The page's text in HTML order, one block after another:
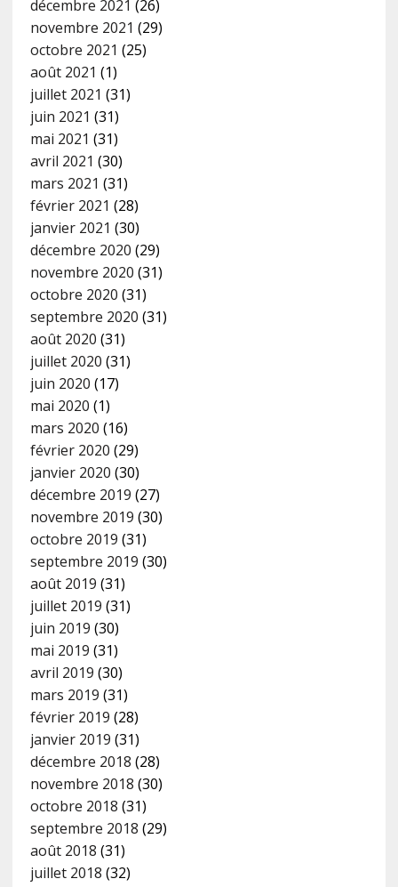
décembre 2021 (26)
novembre 2021 (29)
octobre 2021 (25)
août 2021 (1)
juillet 2021 (31)
juin 2021 (31)
mai 2021 (31)
avril 2021 (30)
mars 2021 (31)
février 2021 (28)
janvier 2021 (30)
décembre 2020 (29)
novembre 2020 (31)
octobre 2020 (31)
septembre 2020 (31)
août 2020 (31)
juillet 2020 (31)
juin 2020 (17)
mai 2020 (1)
mars 2020 (16)
février 2020 (29)
janvier 2020 (30)
décembre 2019 (27)
novembre 2019 (30)
octobre 2019 (31)
septembre 2019 (30)
août 2019 (31)
juillet 2019 (31)
juin 2019 (30)
mai 2019 (31)
avril 2019 (30)
mars 2019 (31)
février 2019 (28)
janvier 2019 (31)
décembre 2018 (28)
novembre 2018 (30)
octobre 2018 (31)
septembre 2018 (29)
août 2018 (31)
juillet 2018 (32)